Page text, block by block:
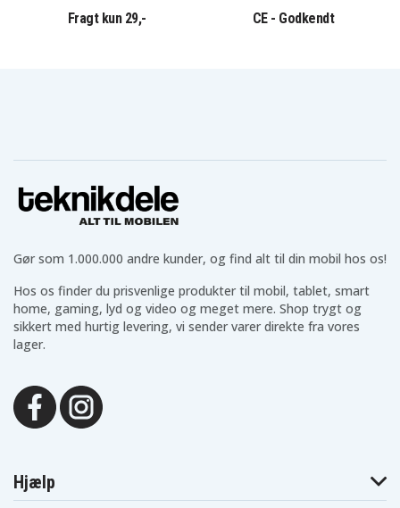
Fragt kun 29,- CE - Godkendt
Gør som 1.000.000 andre kunder, og find alt til din mobil hos os!
Hos os finder du prisvenlige produkter til mobil, tablet, smart
home, gaming, lyd og video og meget mere. Shop trygt og
sikkert med hurtig levering, vi sender varer direkte fra vores
lager.
Hjælp